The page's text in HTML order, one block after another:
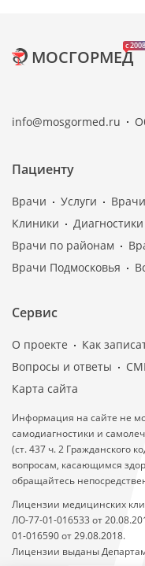
c
МОСГОРМЕД
info@mosgormed.ru
Пациенту
Врачи Услуги
Клиники
Диагностики
Врачи по районам
Врачи Подмосковья
Сервис
О проекте Как
Вопросы и ответы
Карта сайта
Информация на сайте не
самодиагностики и
(ст. 437 ч. 2 Гражданского
вопросам, касающимся
обращайтесь
Лицензии медицинских
ЛО-77-01-016533 от
01-016590 от 29.08.2018.
Лицензии выданы